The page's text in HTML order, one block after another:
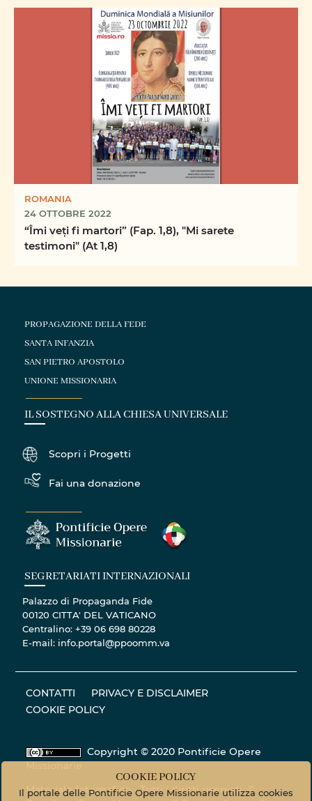
ROMANIA
24 OTTOBRE 2022
“Îmi veți fi martori” (Fap. 1,8), "Mi sarete
testimoni" (At 1,8)
PROPAGAZIONE DELLA FEDE
SANTA INFANZIA
SAN PIETRO APOSTOLO
UNIONE MISSIONARIA
IL SOSTEGNO ALLA CHIESA UNIVERSALE
Scopri i Progetti
Fai una donazione
SEGRETARIATI INTERNAZIONALI
Palazzo di Propaganda Fide
00120 CITTA' DEL VATICANO
Centralino: +39 06 698 80228
E-mail: info.portal@ppoomm.va
CONTATTI
PRIVACY E DISCLAIMER
COOKIE POLICY
Copyright © 2020 Pontificie Opere
Missionarie
Materiale fotografico - Tutti i diritti riservati. ©
COOKIE POLICY
Il portale delle Pontificie Opere Missionarie utilizza cookies